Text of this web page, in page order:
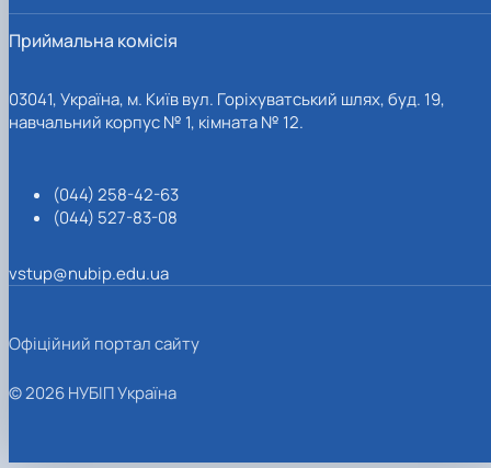
Приймальна комісія
03041, Україна, м. Київ вул. Горіхуватський шлях, буд. 19,
навчальний корпус № 1, кімната № 12.
(044) 258-42-63
(044) 527-83-08
vstup@nubip.edu.ua
Офіційний портал сайту
© 2026 НУБІП Україна